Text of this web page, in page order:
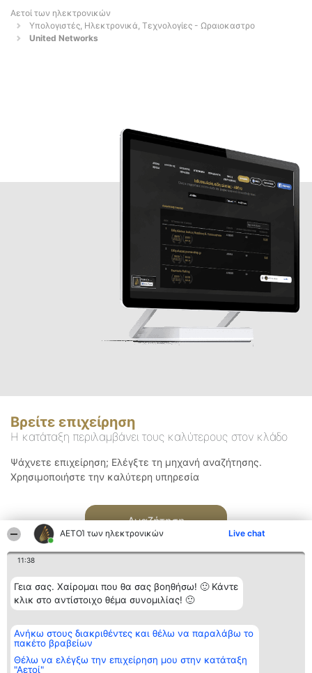
ΑΕΤΟΊ των ηλεκτρονικών Live chat
11:38
Γεια σας. Χαίρομαι που θα σας βοηθήσω! 🙂 Κάντε
κλικ στο αντίστοιχο θέμα συνομιλίας! 🙂
Ανήκω στους διακριθέντες και θέλω να παραλάβω το
πακέτο βραβείων
Θέλω να ελέγξω την επιχείρηση μου στην κατάταξη
"Αετοί"
Αετοί των ηλεκτρονικών
Υπολογιστές, Ηλεκτρονικά, Τεχνολογίες - Ωραιοκαστρο
United Networks
Βρείτε επιχείρηση
Η κατάταξη περιλαμβάνει τους καλύτερους στον κλάδο
Ψάχνετε επιχείρηση; Ελέγξτε τη μηχανή αναζήτησης.
Χρησιμοποιήστε την καλύτερη υπηρεσία
Αναζήτηση
Διοργανωτής της
κατάταξης
BEAUTIFUL COMPANY
ΤΗΛ. ΕΠΙΚΟΙΝΩΝΙΑΣ:
Κατάταξη
Διακριθέντες
των
διακριθέντων
Επικοινωνία
Επικοινωνία